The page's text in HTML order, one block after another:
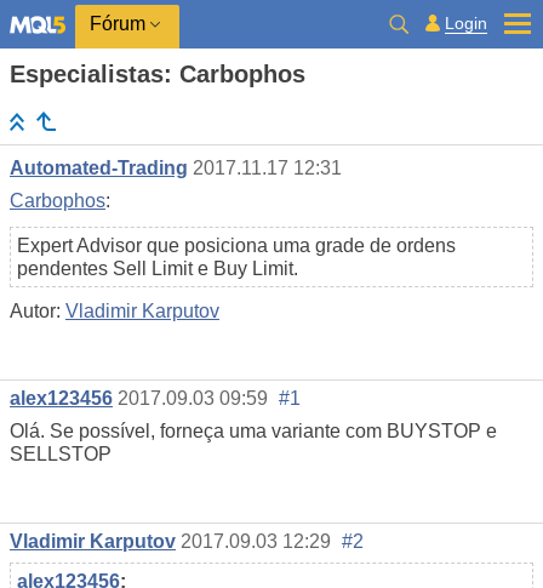
Fórum Login
Especialistas: Carbophos
Automated-Trading 2017.11.17 12:31
Carbophos:
Expert Advisor que posiciona uma grade de ordens
pendentes Sell Limit e Buy Limit.
Autor: Vladimir Karputov
alex123456 2017.09.03 09:59 #1
Olá. Se possível, forneça uma variante com BUYSTOP e
SELLSTOP
Vladimir Karputov 2017.09.03 12:29 #2
alex123456: